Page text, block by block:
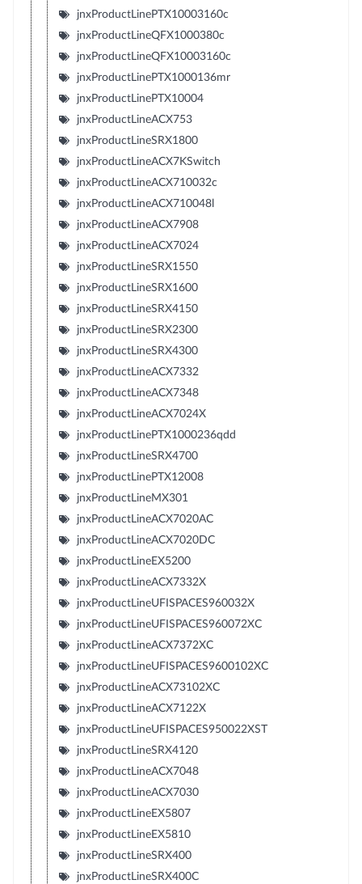
jnxProductLinePTX10003160c
jnxProductLineQFX1000380c
jnxProductLineQFX10003160c
jnxProductLinePTX1000136mr
jnxProductLinePTX10004
jnxProductLineACX753
jnxProductLineSRX1800
jnxProductLineACX7KSwitch
jnxProductLineACX710032c
jnxProductLineACX710048l
jnxProductLineACX7908
jnxProductLineACX7024
jnxProductLineSRX1550
jnxProductLineSRX1600
jnxProductLineSRX4150
jnxProductLineSRX2300
jnxProductLineSRX4300
jnxProductLineACX7332
jnxProductLineACX7348
jnxProductLineACX7024X
jnxProductLinePTX1000236qdd
jnxProductLineSRX4700
jnxProductLinePTX12008
jnxProductLineMX301
jnxProductLineACX7020AC
jnxProductLineACX7020DC
jnxProductLineEX5200
jnxProductLineACX7332X
jnxProductLineUFISPACES960032X
jnxProductLineUFISPACES960072XC
jnxProductLineACX7372XC
jnxProductLineUFISPACES9600102XC
jnxProductLineACX73102XC
jnxProductLineACX7122X
jnxProductLineUFISPACES950022XST
jnxProductLineSRX4120
jnxProductLineACX7048
jnxProductLineACX7030
jnxProductLineEX5807
jnxProductLineEX5810
jnxProductLineSRX400
jnxProductLineSRX400C